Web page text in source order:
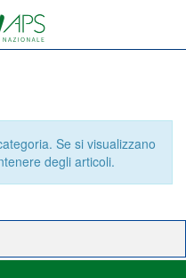
Se si visualizzano
degli articoli.